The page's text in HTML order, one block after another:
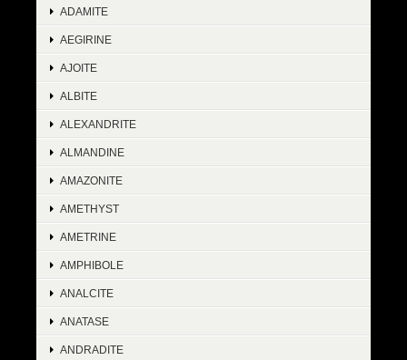
ADAMITE
AEGIRINE
AJOITE
ALBITE
ALEXANDRITE
ALMANDINE
AMAZONITE
AMETHYST
AMETRINE
AMPHIBOLE
ANALCITE
ANATASE
ANDRADITE